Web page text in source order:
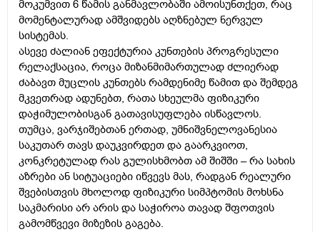
მოკუმვით 6 წამის განმავლობაში ამოისუნთქეთ, რაც
მომენტალურად ამშვიდებს აღზნებულ ნერვულ
სისტემას.
ასევე ძალიან ეფექტურია კუნთების პროგრესული
რელაქსაცია, როცა მიზანმიმართულად ძლიერად
ძაბავთ მუცლის კუნთებს რამდენიმე წამით და შემდეგ
მკვეთრად ადუნებთ, რათა სხეულმა ფიზიკური
დაჭიმულობისგან გათავისუფლება ისწავლოს.
თუმცა, ვარჯიშებთან ერთად, უმნიშვნელოვანესია
საკუთარ თავს დაუკვირდეთ და გაარკვიოთ,
კონკრეტულად რას გულისხმობთ ამ შიშში – რა სახის
აზრები ან სიტუაციები იწვევს მას, რადგან რეალური
შვებისთვის მხოლოდ ფიზიკური სიმპტომის მოხსნა
საკმარისი არ არის და საჭიროა თავად შფოთვის
გამომწვევი მიზეზის გაგება.